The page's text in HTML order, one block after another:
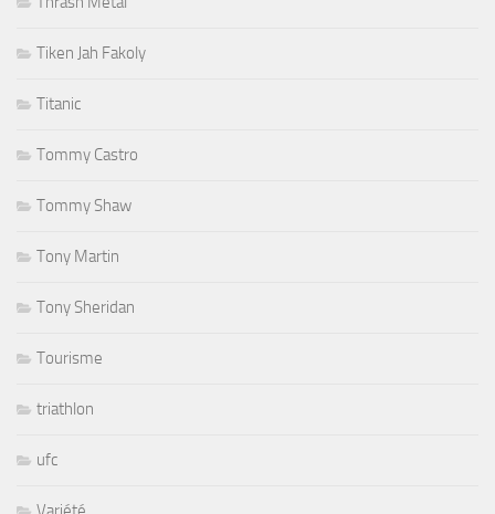
Tiken Jah Fakoly
Titanic
Tommy Castro
Tommy Shaw
Tony Martin
Tony Sheridan
Tourisme
triathlon
ufc